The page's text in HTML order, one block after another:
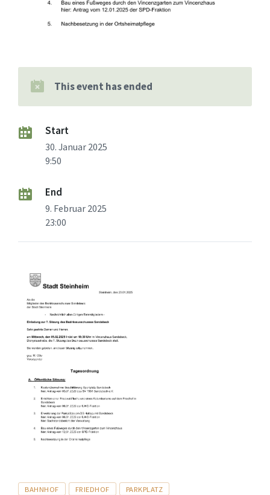
This event has ended
Start
30. Januar 2025
9:50
End
9. Februar 2025
23:00
Tags
BAHNHOF FRIEDHOF PARKPLATZ